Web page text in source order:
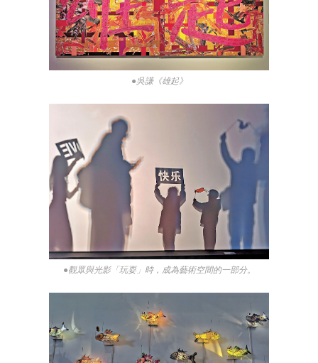
●吳謙《雄起》
●觀眾與光影「玩耍」時，成為藝術空間的一部分。